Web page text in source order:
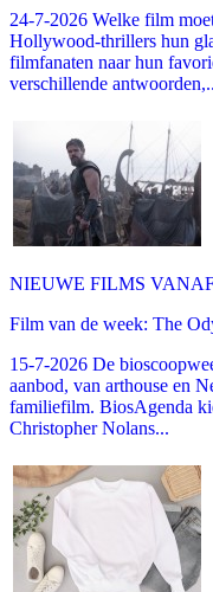
24-7-2026 Welke film
Hollywood-thrillers hun
filmfanaten naar hun
verschillende
NIEUWE FILMS
Film van de week: The
15-7-2026 De
aanbod, van arthouse en
familiefilm. BiosAgenda
Christopher Nolans...